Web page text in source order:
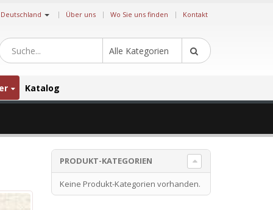
Deutschland | Über uns Wo Sie uns finden Kontakt
Alle Kategorien
Katalog
PRODUKT-KATEGORIEN
Keine Produkt-Kategorien vorhanden.